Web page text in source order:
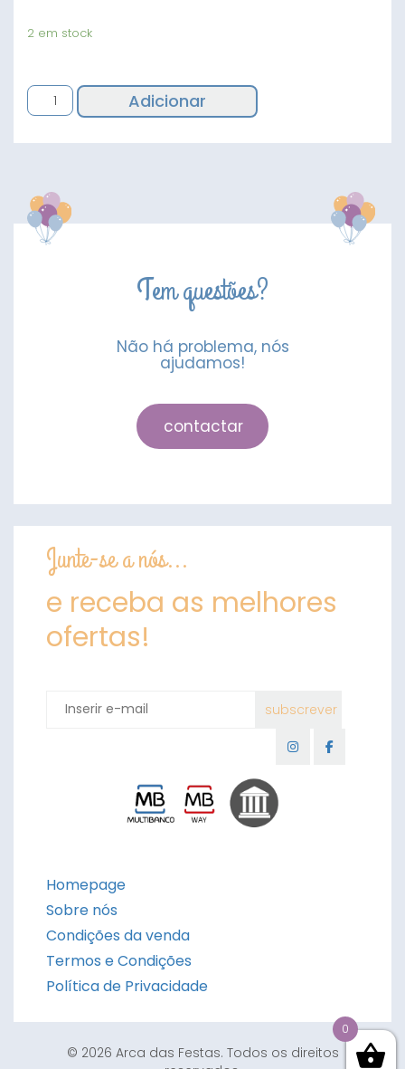
2 em stock
Quantidade
de
Bolacha
Adicionar
Tem questões?
Não há problema, nós
ajudamos!
contactar
Junte-se a nós...
e receba as melhores
ofertas!
Homepage
Sobre nós
Condições da venda
Termos e Condições
Política de Privacidade
© 2026 Arca das Festas. Todos os direitos
0